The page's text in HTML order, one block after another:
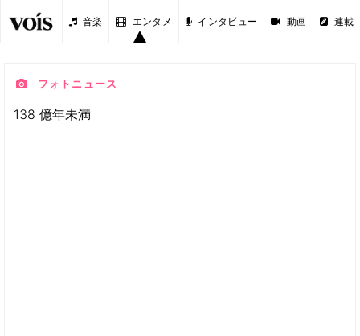
音楽 エンタメ インタビュー 動画 連載
フォトニュース
138 億年未満